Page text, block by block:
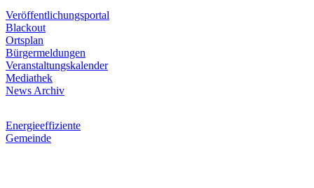
Veröffentlichungsportal
Blackout
Ortsplan
Bürgermeldungen
Veranstaltungskalender
Mediathek
News Archiv
Energieeffiziente
Gemeinde